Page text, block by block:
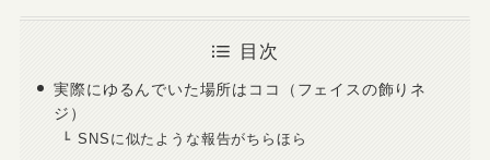
目次
実際にゆるんでいた場所はココ（フェイスの飾りネ
ジ）
SNSに似たような報告がちらほら